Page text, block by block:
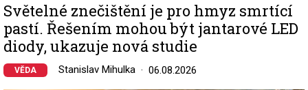
Světelné znečištění je pro hmyz smrtící
pastí. Řešením mohou být jantarové LED
diody, ukazuje nová studie
VĚDA Stanislav Mihulka 06.08.2026